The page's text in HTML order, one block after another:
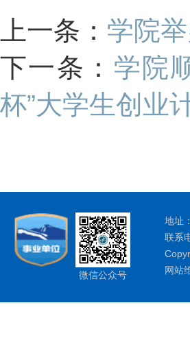
上一条： 学院
下一条： 学院
杯”大学生创业
微信公众号
地址
联系
网站